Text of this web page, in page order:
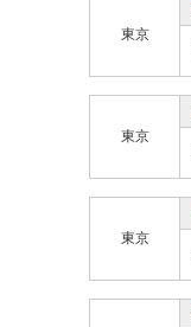
東京
東京
東京